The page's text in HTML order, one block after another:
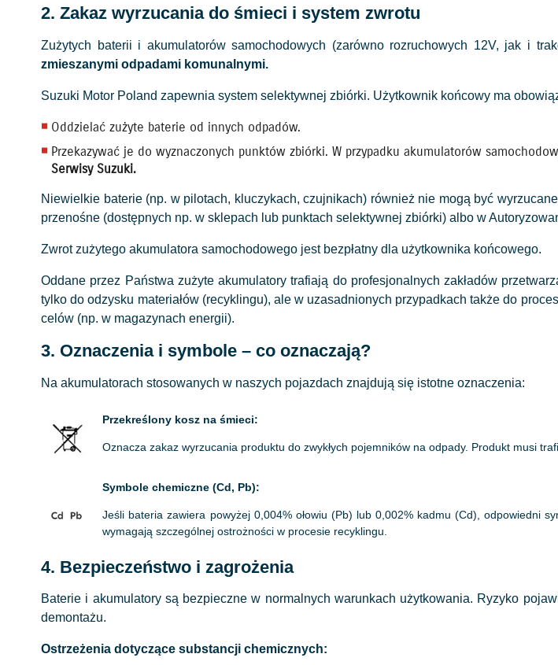
2. Zakaz wyrzucania do śmieci i system zwrotu
Zużytych baterii i akumulatorów samochodowych (zarówno rozruchowych 12V, jak i
zmieszanymi odpadami komunalnymi.
Suzuki Motor Poland zapewnia system selektywnej zbiórki. Użytkownik końcowy ma
Oddzielać zużyte baterie od innych odpadów.
Przekazywać je do wyznaczonych punktów zbiórki. W przypadku akumulatorów
Serwisy Suzuki.
Niewielkie baterie (np. w pilotach, kluczykach, czujnikach) również nie mogą być
przenośne (dostępnych np. w sklepach lub punktach selektywnej zbiórki) albo w
Zwrot zużytego akumulatora samochodowego jest bezpłatny dla użytkownika końcowego.
Oddane przez Państwa zużyte akumulatory trafiają do profesjonalnych zakładów
tylko do odzysku materiałów (recyklingu), ale w uzasadnionych przypadkach także do
celów (np. w magazynach energii).
3. Oznaczenia i symbole – co oznaczają?
Na akumulatorach stosowanych w naszych pojazdach znajdują się istotne oznaczenia:
Przekreślony kosz na śmieci:
Oznacza zakaz wyrzucania produktu do zwykłych pojemników na odpady. Produkt musi
Symbole chemiczne (Cd, Pb):
Jeśli bateria zawiera powyżej 0,004% ołowiu (Pb) lub 0,002% kadmu (Cd), odpowiedni
wymagają szczególnej ostrożności w procesie recyklingu.
4. Bezpieczeństwo i zagrożenia
Baterie i akumulatory są bezpieczne w normalnych warunkach użytkowania. Ryzyko
demontażu.
Ostrzeżenia dotyczące substancji chemicznych: